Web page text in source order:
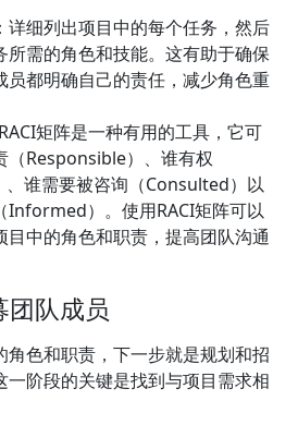
：详细列出项目中的每个任务，然后
所需的角色和技能。这有助于确保
员都明确自己的责任，减少角色重
矩阵是一种有用的工具，它可
（Responsible）、谁有权
、谁需要被咨询（Consulted）以
Informed）。使用RACI矩阵可以
目中的角色和职责，提高团队沟通
团队成员
角色和职责，下一步就是规划和招
一阶段的关键是找到与项目需求相